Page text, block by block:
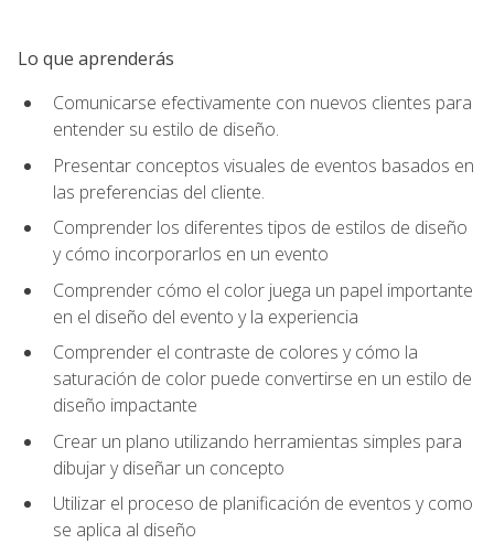
Lo que aprenderás
Comunicarse efectivamente con nuevos clientes para
entender su estilo de diseño.
Presentar conceptos visuales de eventos basados en
las preferencias del cliente.
Comprender los diferentes tipos de estilos de diseño
y cómo incorporarlos en un evento
Comprender cómo el color juega un papel importante
en el diseño del evento y la experiencia
Comprender el contraste de colores y cómo la
saturación de color puede convertirse en un estilo de
diseño impactante
Crear un plano utilizando herramientas simples para
dibujar y diseñar un concepto
Utilizar el proceso de planificación de eventos y como
se aplica al diseño